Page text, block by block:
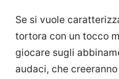
Se si vuole
tortora con un tocco
giocare sugli
audaci, che